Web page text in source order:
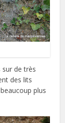
de très
des lits
plus